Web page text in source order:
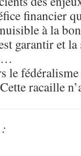
financier
à la
garantir et
le
racaille